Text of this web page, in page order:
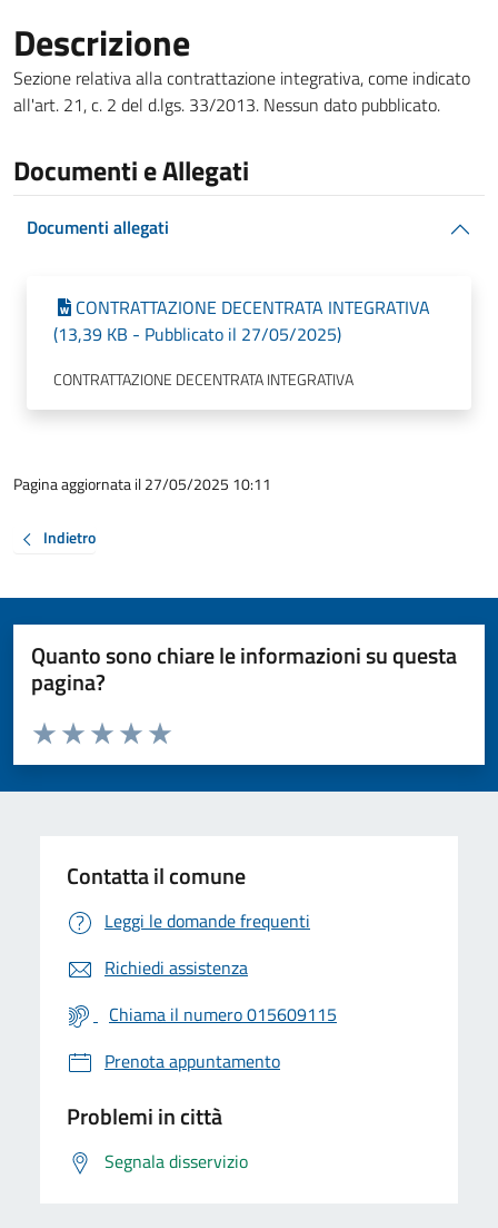
Descrizione
Sezione relativa alla contrattazione integrativa, come indicato
all'art. 21, c. 2 del d.lgs. 33/2013. Nessun dato pubblicato.
Documenti e Allegati
Documenti allegati
CONTRATTAZIONE DECENTRATA INTEGRATIVA
(13,39 KB - Pubblicato il 27/05/2025)
CONTRATTAZIONE DECENTRATA INTEGRATIVA
Pagina aggiornata il 27/05/2025 10:11
Indietro
Quanto sono chiare le informazioni su questa
pagina?
Valuta da 1 a 5 stelle la pagina
Valuta 5 stelle su 5
Valuta 4 stelle su 5
Valuta 3 stelle su 5
Valuta 2 stelle su 5
Valuta 1 stelle su 5
Contatta il comune
Leggi le domande frequenti
Richiedi assistenza
Chiama il numero 015609115
Prenota appuntamento
Problemi in città
Segnala disservizio